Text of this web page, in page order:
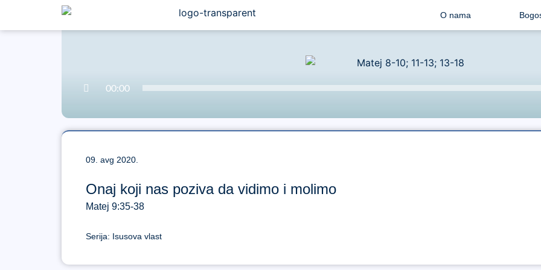
O nama
Audio
00:00
09. avg 2020.
Onaj koji nas poziva da vidimo i molimo
Matej 9:35-38
Serija: Isusova vlast